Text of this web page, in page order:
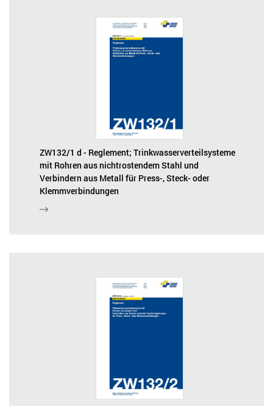
ZW132/1 d - Reglement; Trinkwasserverteilsysteme
mit Rohren aus nichtrostendem Stahl und
Verbindern aus Metall für Press-, Steck- oder
Klemmverbindungen